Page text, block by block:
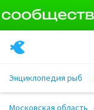
Энциклопедия рыб
Московская область